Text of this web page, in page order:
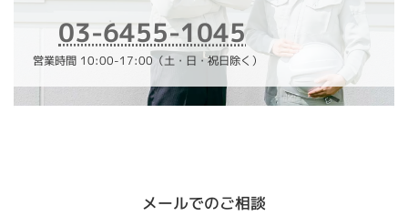
03-6455-1045
営業時間 10:00-17:00（土・日・祝日除く）
メールでのご相談